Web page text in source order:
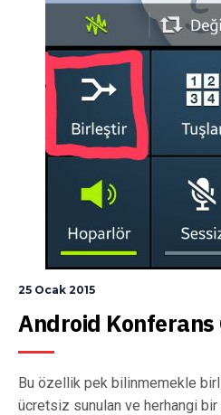
25 Ocak 2015
Android Konferans
Bu özellik pek bilinmemekle
ücretsiz sunulan ve herhangi